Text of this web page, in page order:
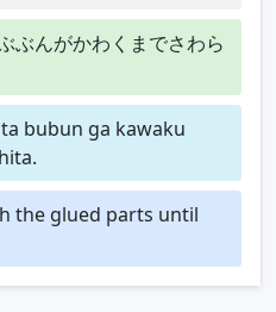
ぶんがかわくまでさわら
bubun ga kawaku
the glued parts until